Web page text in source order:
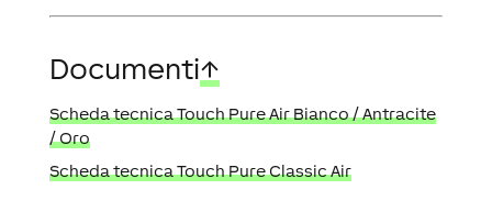
Documenti↑
Scheda tecnica Touch Pure Air Bianco /Antracite
/Oro
Scheda tecnica Touch Pure Classic Air